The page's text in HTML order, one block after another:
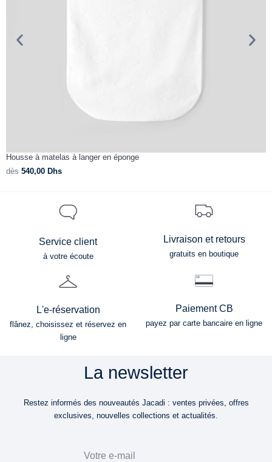
Housse à matelas à langer en éponge
dès 540,00 Dhs
Service client
à votre écoute
Livraison et retours
gratuits en boutique
L'e-réservation
flânez, choisissez et réservez en
ligne
Paiement CB
payez par carte bancaire en ligne
La newsletter
Restez informés des nouveautés Jacadi : ventes privées, offres
exclusives, nouvelles collections et actualités.